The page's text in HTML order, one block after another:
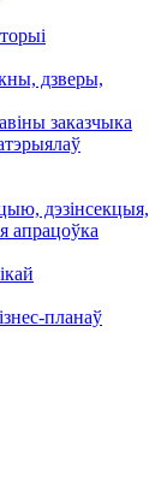
дзверы,
заказчыка
дэзiнсекцыя,
апрацоўка
планаў